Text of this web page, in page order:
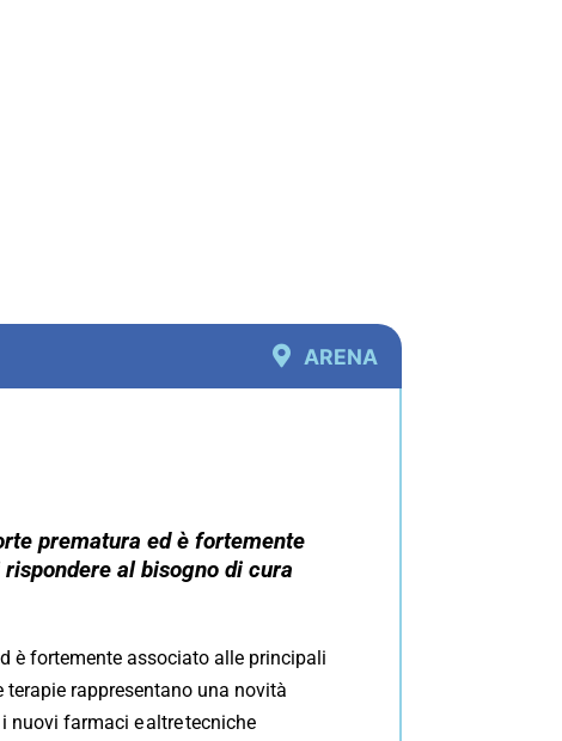
ARENA
prematura ed è fortemente
al bisogno di cura
è fortemente associato alle principali
rappresentano una novità
nuovi farmaci e altre tecniche